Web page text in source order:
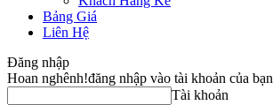
Bảng Giá
Liên Hệ
Đăng nhập
Hoan nghênh!đăng nhập vào tài khoản của bạn
Tài khoản